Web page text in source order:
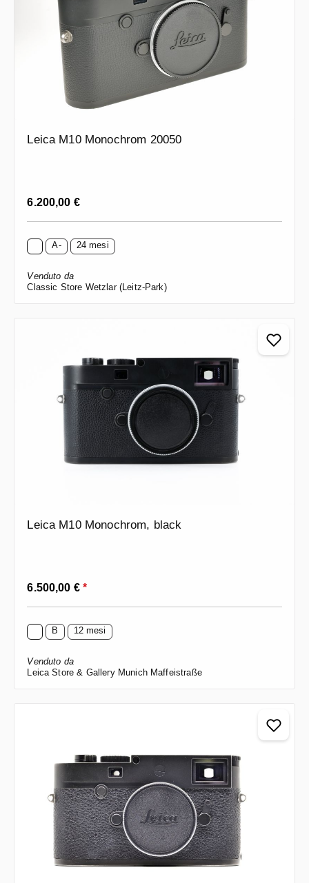
Leica M10 Monochrom 20050
Prezzo normale:
6.200,00 €
A- 24 mesi
Venduto da
Classic Store Wetzlar (Leitz-Park)
Leica M10 Monochrom, black
Prezzo normale:
6.500,00 €*
B 12 mesi
Venduto da
Leica Store & Gallery Munich Maffeistraße